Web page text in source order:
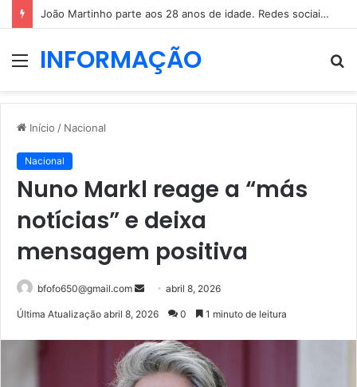
João Martinho parte aos 28 anos de idade. Redes sociais enchem-se de mensagens
MenuINFORMAÇÃO
Início / Nacional
Nacional
Nuno Markl reage a “más
notícias” e deixa
mensagem positiva
bfofo650@gmail.com
Mande
mail
abril 8, 2026
Última Atualização abril 8, 2026 0 1 minuto de leitura